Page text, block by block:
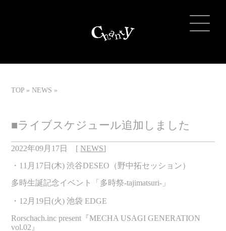
TOP NEWS
■ライブスケジュール追加しました
2022年09月17日 [ NEWS]
・11月17日(木) 渋谷DESEO（野中拓セッション）
多時生誕記念イベント「多時祭-tajimatsuri-」
・12月19日(火) 池袋 EDGE
Rorschach.inc present『MECHA USAGI GENERATION
vol.02』